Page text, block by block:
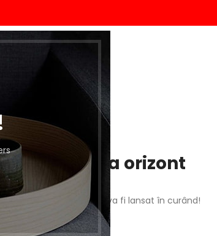
mărețe la orizont
nostru este în lucru și va fi lansat în curând!